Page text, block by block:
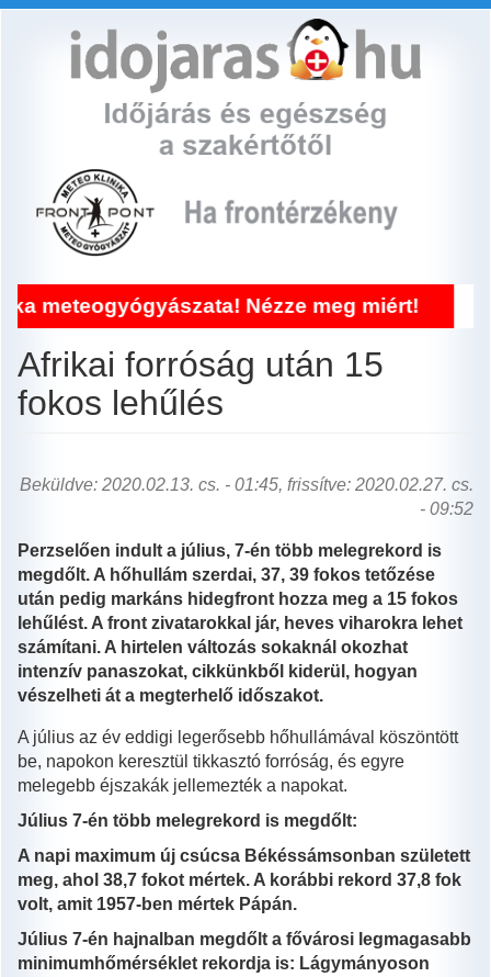
Nézze meg miért!
Afrikai forróság után 15
fokos lehűlés
Beküldve: 2020.02.13. cs. - 01:45, frissítve: 2020.02.27. cs.
- 09:52
Perzselően indult a július, 7-én több melegrekord is
megdőlt. A hőhullám szerdai, 37, 39 fokos tetőzése
után pedig markáns hidegfront hozza meg a 15 fokos
lehűlést. A front zivatarokkal jár, heves viharokra lehet
számítani. A hirtelen változás sokaknál okozhat
intenzív panaszokat, cikkünkből kiderül, hogyan
vészelheti át a megterhelő időszakot.
A július az év eddigi legerősebb hőhullámával köszöntött
be, napokon keresztül tikkasztó forróság, és egyre
melegebb éjszakák jellemezték a napokat.
Július 7-én több melegrekord is megdőlt:
A napi maximum új csúcsa Békéssámsonban született
meg, ahol 38,7 fokot mértek. A korábbi rekord 37,8 fok
volt, amit 1957-ben mértek Pápán.
Július 7-én hajnalban megdőlt a fővárosi legmagasabb
minimumhőmérséklet rekordja is: Lágymányoson